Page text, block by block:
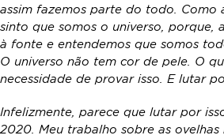
assim fazemos parte do todo. Como
sinto que somos o universo, porque,
à fonte e entendemos que somos
O universo não tem cor de pele. O
necessidade de provar isso. E lutar
Infelizmente, parece que lutar por
2020. Meu trabalho sobre as ovelhas